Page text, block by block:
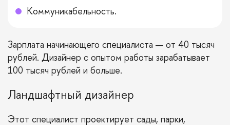
Коммуникабельность.
Зарплата начинающего специалиста — от 40 тысяч
рублей. Дизайнер с опытом работы зарабатывает
100 тысяч рублей и больше.
Ландшафтный дизайнер
Этот специалист проектирует сады, парки,